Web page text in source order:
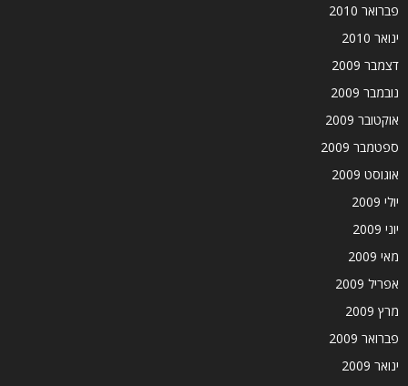
פברואר 2010
ינואר 2010
דצמבר 2009
נובמבר 2009
אוקטובר 2009
ספטמבר 2009
אוגוסט 2009
יולי 2009
יוני 2009
מאי 2009
אפריל 2009
מרץ 2009
פברואר 2009
ינואר 2009